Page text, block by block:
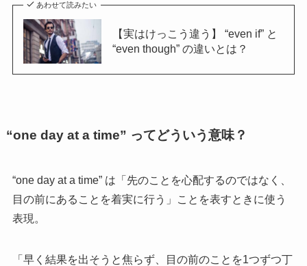
あわせて読みたい
【実はけっこう違う】 “even if” と
“even though” の違いとは？
“one day at a time” ってどういう意味？
“one day at a time” は「先のことを心配するのではなく、
目の前にあることを着実に行う」ことを表すときに使う
表現。
「早く結果を出そうと焦らず、目の前のことを1つずつ丁